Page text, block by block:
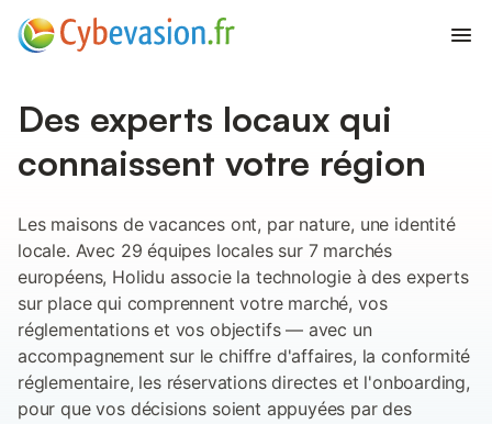
Des experts locaux qui
connaissent votre région
Les maisons de vacances ont, par nature, une identité
locale. Avec 29 équipes locales sur 7 marchés
européens, Holidu associe la technologie à des experts
sur place qui comprennent votre marché, vos
réglementations et vos objectifs — avec un
accompagnement sur le chiffre d'affaires, la conformité
réglementaire, les réservations directes et l'onboarding,
pour que vos décisions soient appuyées par des